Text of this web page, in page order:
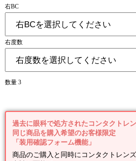
右BC
右度数
数量 3
過去に眼科で処方されたコンタクトレ
同じ商品を購入希望のお客様限定
「装用確認フォーム機能」
商品のご購入と同時にコンタクトレン